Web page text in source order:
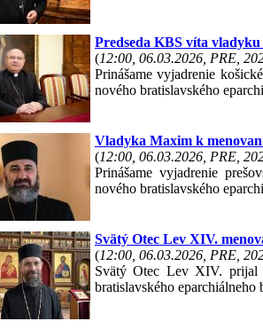
Predseda KBS víta
(12:00, 06.03.2026, PRE,
Prinášame vyjadrenie
nového bratislavského
Vladyka Maxim k
(12:00, 06.03.2026, PRE,
Prinášame vyjadrenie
nového bratislavského
Svätý Otec Lev XIV.
(12:00, 06.03.2026, PRE,
Svätý Otec Lev XIV. prijal
bratislavského